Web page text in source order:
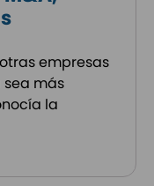
empresas
más
la